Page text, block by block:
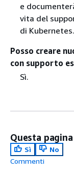
e
vita del
di Kubernetes.
Posso creare
con supporto
Sì.
Questa
Sì
No
Commenti